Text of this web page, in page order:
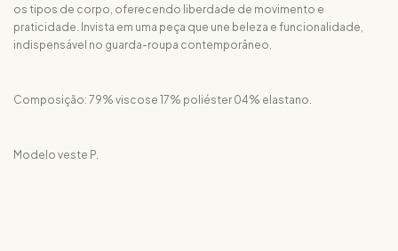
os tipos de corpo, oferecendo liberdade de movimento e
praticidade. Invista em uma peça que une beleza e funcionalidade,
indispensável no guarda-roupa contemporâneo.
Composição: 79% viscose 17% poliéster 04% elastano.
Modelo veste P.